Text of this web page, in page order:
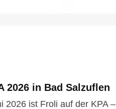
2026 in Bad Salzuflen
2026 ist Froli auf der KPA –